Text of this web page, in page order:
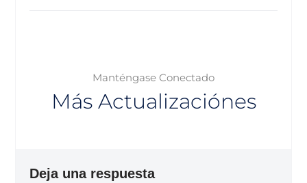
Manténgase Conectado
Más Actualizaciónes
Deja una respuesta